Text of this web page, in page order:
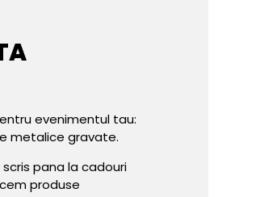
evenimentul tau:
metalice gravate.
pana la cadouri
produse